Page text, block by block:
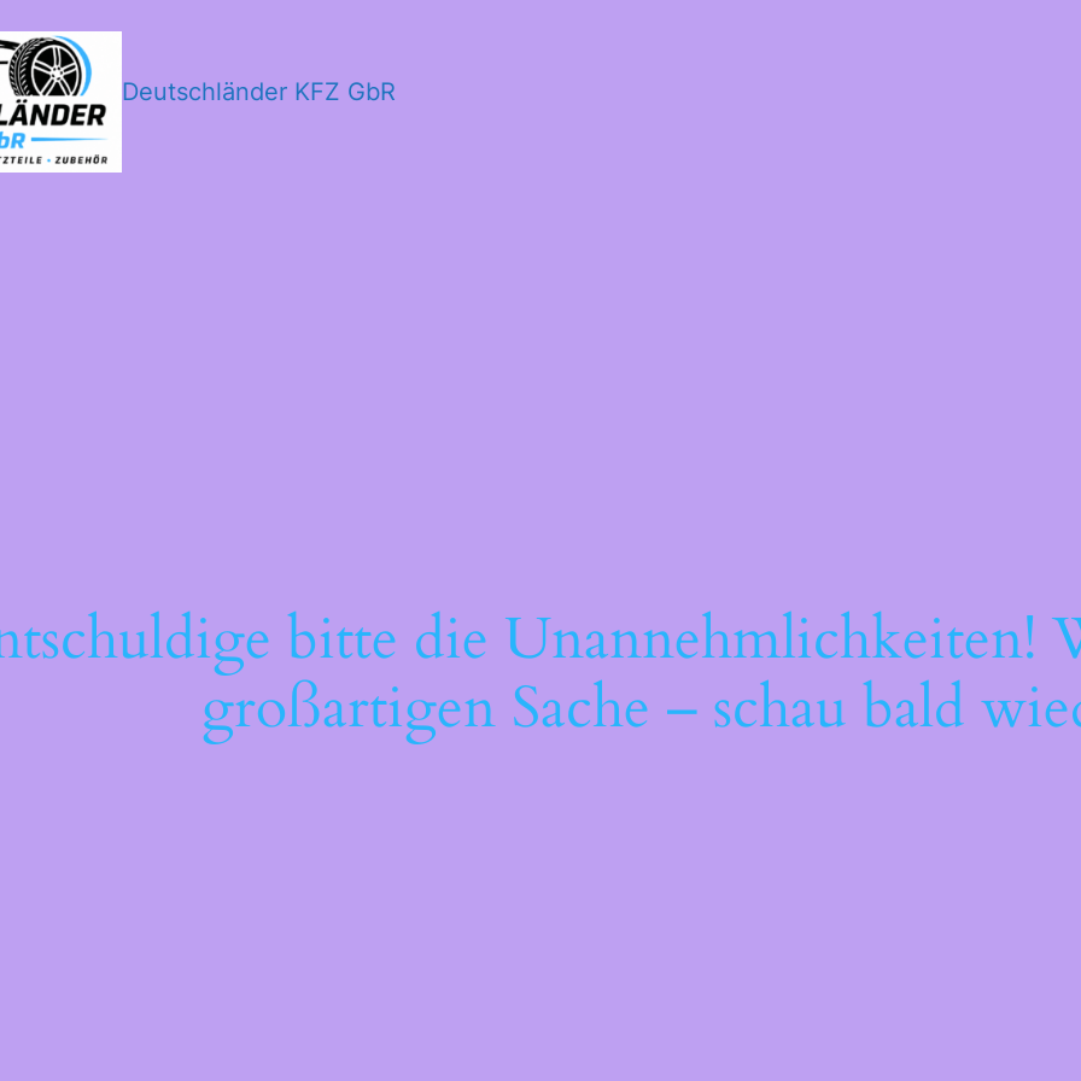
Deutschländer KFZ GbR
bitte die Unannehmlichkeiten!
großartigen Sache – schau bald